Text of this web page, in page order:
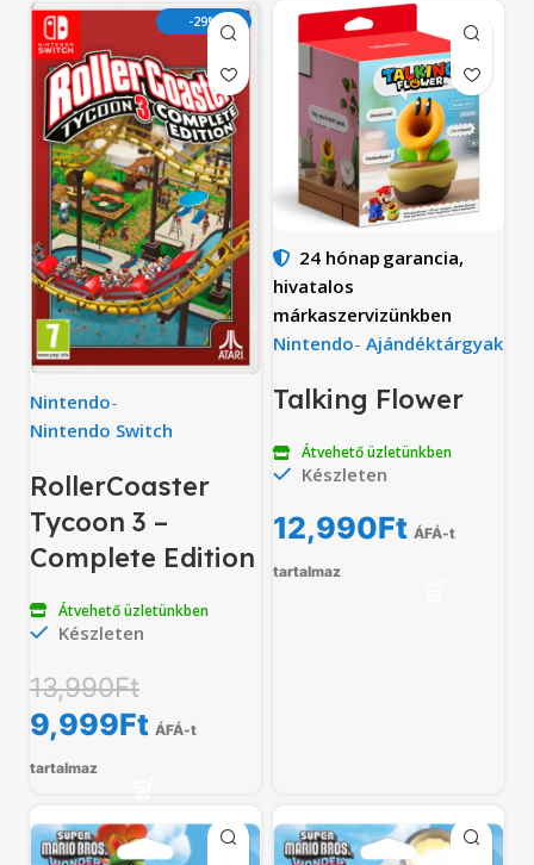
-29%
Nintendo-
Nintendo Switch
RollerCoaster
Tycoon 3 –
Complete Edition
Átvehető üzletünkben
Készleten
13,990Ft
9,999Ft ÁFÁ-t
tartalmaz
24 hónap garancia,
hivatalos
márkaszervizünkben
Nintendo- Ajándéktárgyak
Talking Flower
Átvehető üzletünkben
Készleten
12,990Ft ÁFÁ-t
tartalmaz